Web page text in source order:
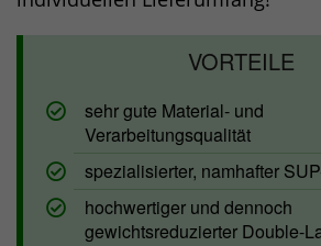
sehr gute Material- und
Verarbeitungsqualität
spezialisierter, namhafter
hochwertiger und dennoch
gewichtsreduzierter Double-